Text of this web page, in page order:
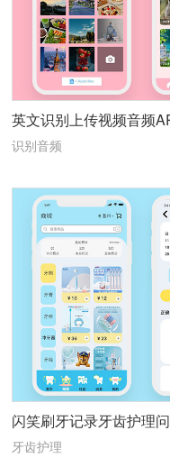
英文识别上传视频音频
识别音频
闪笑刷牙记录牙齿护理
真含交互
牙齿护理